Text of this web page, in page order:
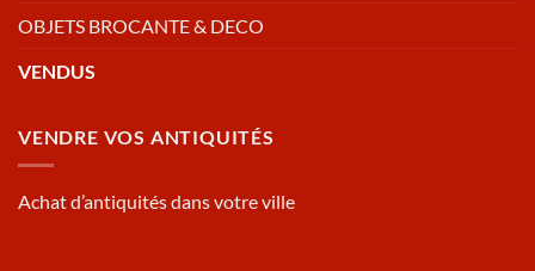
OBJETS BROCANTE & DECO
VENDUS
VENDRE VOS ANTIQUITÉS
Achat d’antiquités dans votre ville